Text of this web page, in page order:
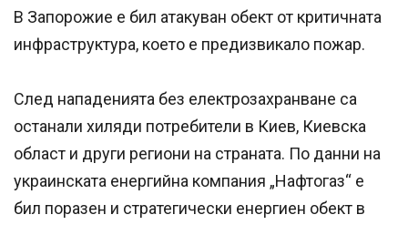
В Запорожие е бил атакуван обект от критичната
инфраструктура, което е предизвикало пожар.
След нападенията без електрозахранване са
останали хиляди потребители в Киев, Киевска
област и други региони на страната. По данни на
украинската енергийна компания „Нафтогаз“ е
бил поразен и стратегически енергиен обект в